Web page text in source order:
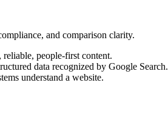
and comparison clarity.
people-first content.
data recognized by Google Search.
understand a website.